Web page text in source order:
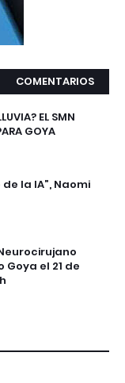
COMENTARIOS
EL SMN
GOYA
la IA”, Naomi
el 21 de